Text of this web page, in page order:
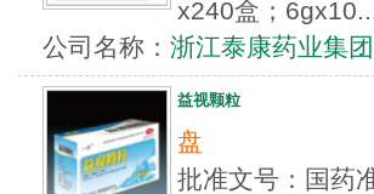
x240盒；
公司名称： 浙江泰康药业集
益视颗粒
盘
批准文号：国